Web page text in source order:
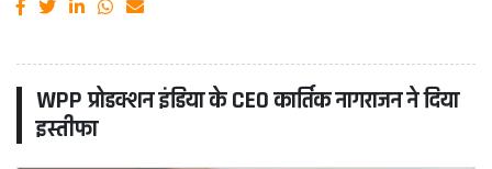
WPP प्रोडक्शन इंडिया के CEO कार्तिक नागराजन ने दिया
इस्तीफा